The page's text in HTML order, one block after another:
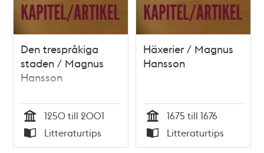
Den trespråkiga
staden / Magnus
Hansson
Tid
1250 till 2001
Typ
Litteraturtips
Häxerier / Magnus
Hansson
Tid
1675 till 1676
Typ
Litteraturtips